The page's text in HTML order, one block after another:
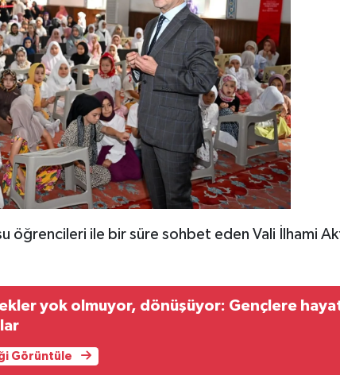
öğrencileri ile bir süre sohbet eden Vali İlhami
yok olmuyor, dönüşüyor: Gençlere
Görüntüle